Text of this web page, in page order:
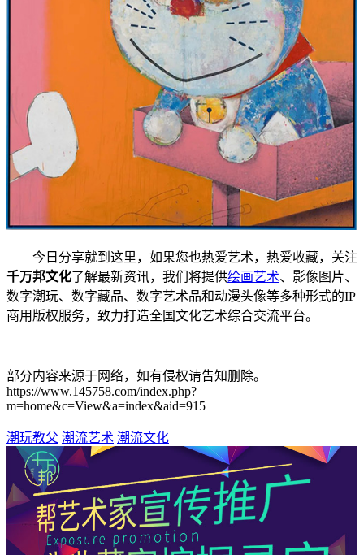
今日分享就到这里，如果您也热爱艺术，热爱收藏，关注
千万邦文化了解最新资讯，我们将提供绘画艺术、影像图片、
数字潮玩、数字藏品、数字艺术品和动漫头像等多种形式的IP
商用版权服务，致力打造全国文化艺术综合交流平台。
部分内容来源于网络，如有侵权请告知删除。
https://www.145758.com/index.php?
m=home&c=View&a=index&aid=915
潮玩教父 潮流艺术 潮流文化